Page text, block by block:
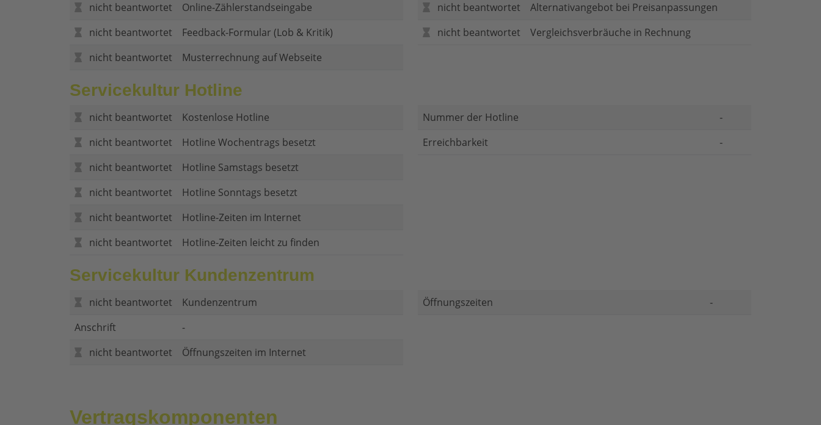
nicht beantwortet
Online-Zählerstandseingabe
nicht beantwortet
Feedback-Formular (Lob & Kritik)
nicht beantwortet
Musterrechnung auf Webseite
nicht beantwortet
Alternativangebot bei Preisanpassungen
nicht beantwortet
Vergleichsverbräuche in Rechnung
Servicekultur Hotline
nicht beantwortet
Kostenlose Hotline
nicht beantwortet
Hotline Wochentrags besetzt
nicht beantwortet
Hotline Samstags besetzt
nicht beantwortet
Hotline Sonntags besetzt
nicht beantwortet
Hotline-Zeiten im Internet
nicht beantwortet
Hotline-Zeiten leicht zu finden
Nummer der Hotline
-
Erreichbarkeit
-
Servicekultur Kundenzentrum
nicht beantwortet
Kundenzentrum
Anschrift
-
nicht beantwortet
Öffnungszeiten im Internet
Öffnungszeiten -
Vertragskomponenten